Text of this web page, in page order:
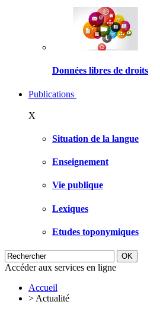
Données libres de droits
Publications
X
Situation de la langue
Enseignement
Vie publique
Lexiques
Etudes toponymiques
Accéder aux services en ligne
Accueil
> Actualité